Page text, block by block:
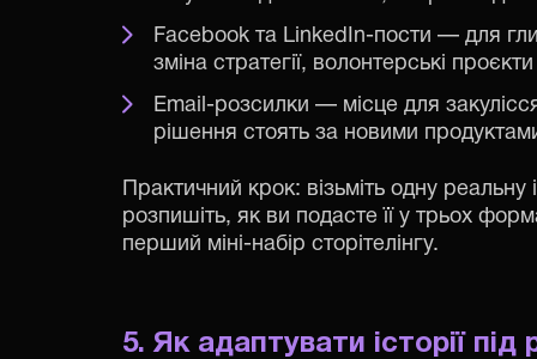
Facebook та LinkedIn-пости — для
зміна стратегії, волонтерські проєкти
Email-розсилки — місце для
рішення стоять за новими
Практичний крок: візьміть одну
розпишіть, як ви подасте її у трьох
перший міні-набір сторітелінгу.
5. Як адаптувати історії під